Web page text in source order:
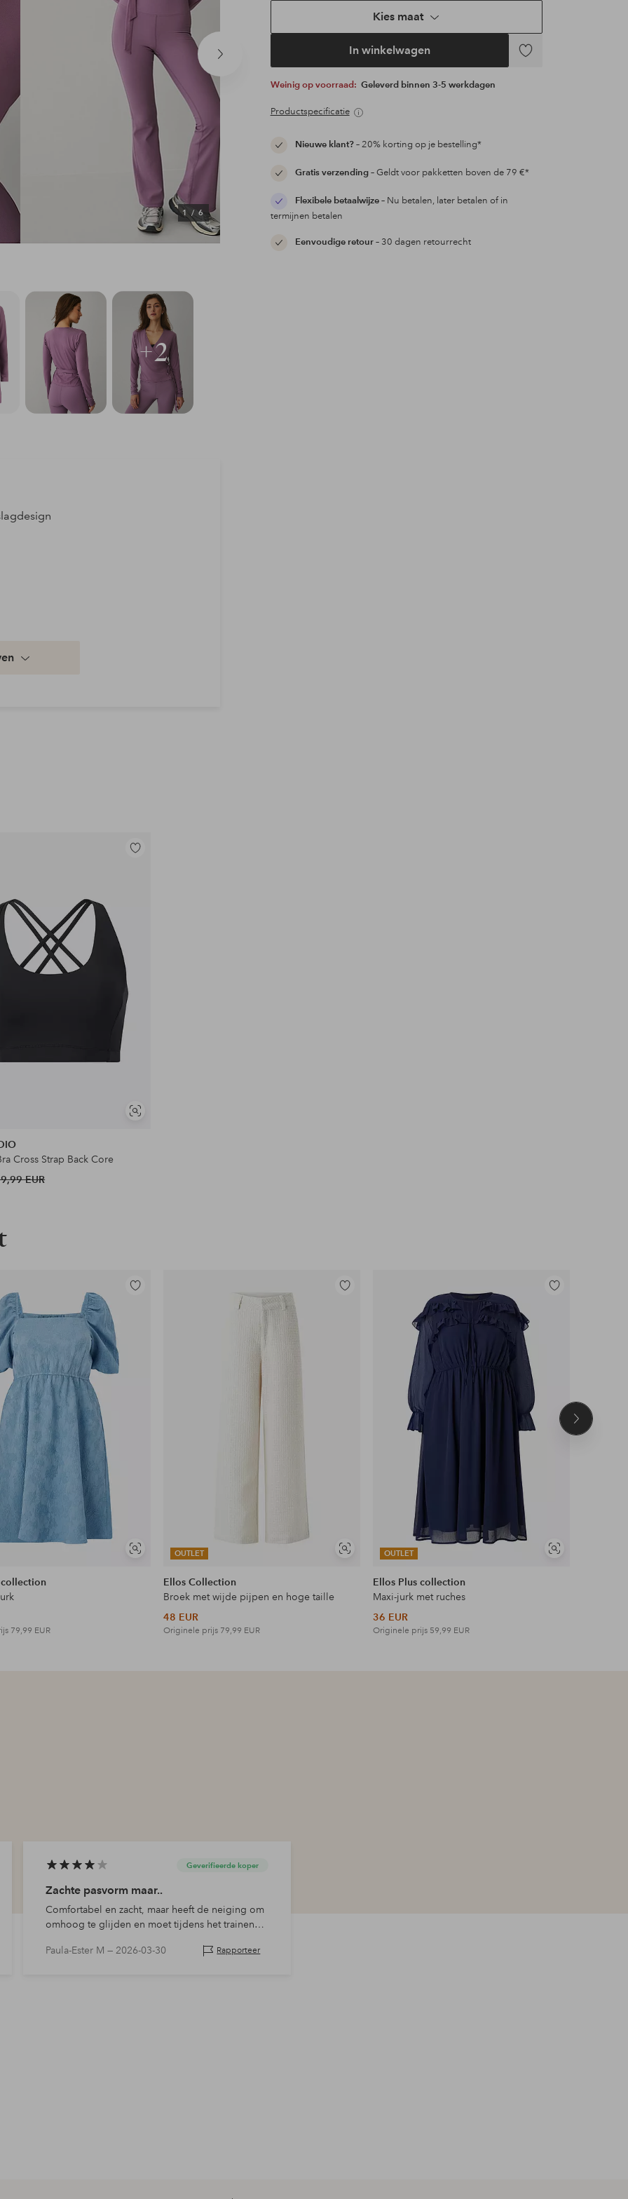
Volgend
1/ 6
Kies maat
In winkelwagen
Toevoegen
Weinig op voorraad: Geleverd binnen 3-5 werkdagen
Productspecificatie
Nieuwe klant?– 20% korting op je bestelling*
Gratis verzending– Geldt voor pakketten boven de 79 €*
Flexibele betaalwijze– Nu betalen, later betalen of in
termijnen betalen
Eenvoudige retour– 30 dagen retourrecht
+2
Soortgelijke
Toevoegen
Cross Strap Back Core
EUR
Soortgelijke
Toevoegen
collection
79,99 EUR
OUTLET
Soortgelijke
Toevoegen
Ellos Collection
Broek met wijde pijpen en hoge taille
48 EUR
Originele prijs 79,99 EUR
OUTLET
Soortgelijke
Toevoegen
Ellos Plus collection
Maxi-jurk met ruches
36 EUR
Originele prijs 59,99 EUR
Volgend
Geverifieerde koper
Zachte pasvorm maar..
Comfortabel en zacht, maar heeft de neiging om
omhoog te glijden en moet tijdens het trainen
Paula-Ester M — 2026-03-30 Rapporteer